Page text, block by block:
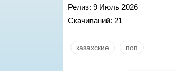
Релиз: 9 Июль 2026
Скачиваний: 21
казахские поп